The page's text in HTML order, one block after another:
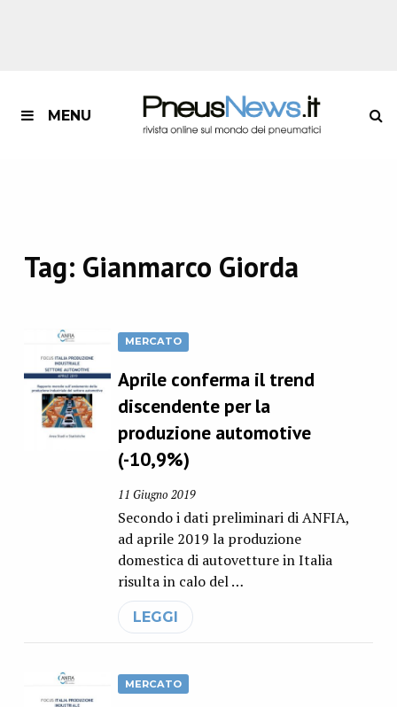
MENU
Tag: Gianmarco Giorda
MERCATO
Aprile conferma il trend
discendente per la
produzione automotive
(-10,9%)
11 Giugno 2019
Secondo i dati preliminari di ANFIA,
ad aprile 2019 la produzione
domestica di autovetture in Italia
risulta in calo del …
LEGGI
MERCATO